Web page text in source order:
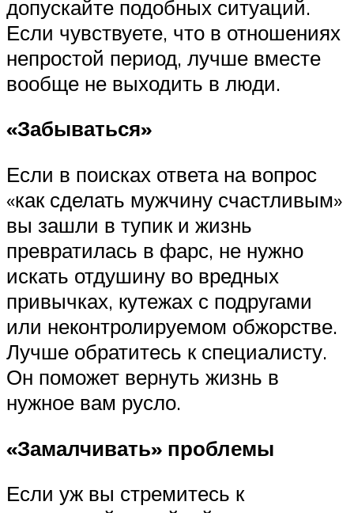
допускайте подобных ситуаций.
Если чувствуете, что в отношениях
непростой период, лучше вместе
вообще не выходить в люди.
«Забываться»
Если в поисках ответа на вопрос
«как сделать мужчину счастливым»
вы зашли в тупик и жизнь
превратилась в фарс, не нужно
искать отдушину во вредных
привычках, кутежах с подругами
или неконтролируемом обжорстве.
Лучше обратитесь к специалисту.
Он поможет вернуть жизнь в
нужное вам русло.
«Замалчивать» проблемы
Если уж вы стремитесь к